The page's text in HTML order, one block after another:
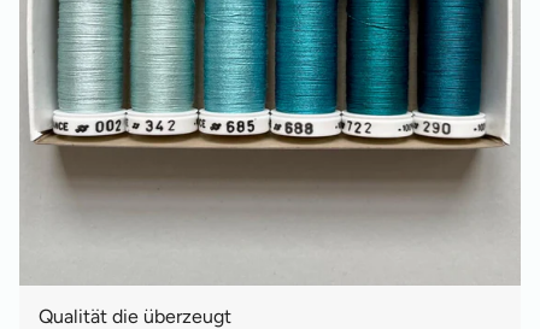
Qualität die überzeugt